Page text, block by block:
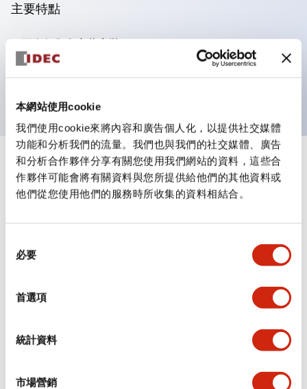
本網站使用cookie
我們使用cookie來將內容和廣告個人化，以提供社交媒體
功能和分析我們的流量。我們也與我們的社交媒體、廣告
和分析合作夥伴分享有關您使用我們網站的資料，這些合
作夥伴可能會將有關資料與您所提供給他們的其他資料或
他們從您使用他們的服務時所收集的資料相結合。
必要
首選項
統計資料
市場營銷
主要特點
可進行集合密著安裝
附鎖選擇開關採用高安全性的彈子鎖結構
規格 顯示全部
審美規範
安裝和安裝規範